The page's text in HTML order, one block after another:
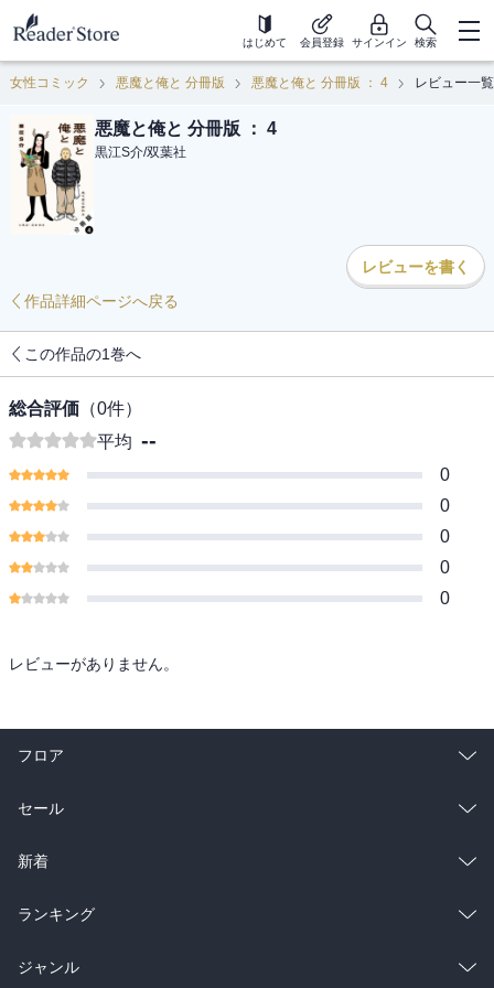
はじめて 会員登録 サインイン 検索
女性コミック 悪魔と俺と 分冊版 悪魔と俺と 分冊版 ： 4 レビュー一覧
悪魔と俺と 分冊版 ： 4
黒江S介/双葉社
レビューを書く
作品詳細ページへ戻る
この作品の1巻へ
総合評価 （0件）
平均 --
0
0
0
0
0
レビューがありません。
フロア
総合
ラノベ
雑誌・グラビア
BL・TL
セール
総合
ラノベ
雑誌・グラビア
新着
総合
ラノベ
ランキング
総合
ジャンル